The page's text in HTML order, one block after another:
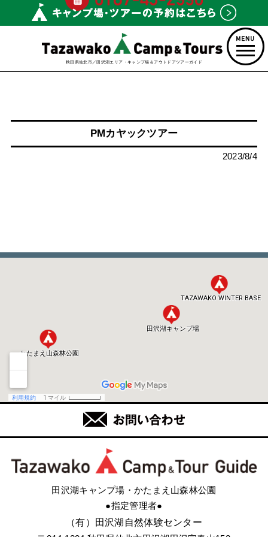
秋田県仙北市／田沢湖エリア・キャンプ場＆アウトドアツアーガイド
PMカヤックツアー
2023/8/4
田沢湖キャンプ場・かたまえ山森林公園
●指定管理者●
（有）田沢湖自然体験センター